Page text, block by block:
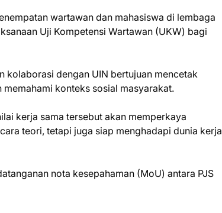
wartawan dan mahasiswa di lembaga
Uji Kompetensi Wartawan (UKW) bagi
kolaborasi dengan UIN bertujuan mencetak
konteks sosial masyarakat.
kerja sama tersebut akan memperkaya
teori, tetapi juga siap menghadapi dunia kerja
nota kesepahaman (MoU) antara PJS